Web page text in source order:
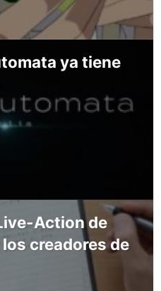
ya tiene
Action de
creadores de